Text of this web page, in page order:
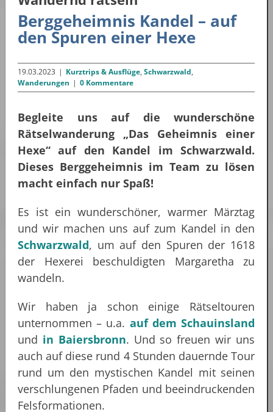
Berggeheimnis Kandel – auf
den Spuren einer Hexe
19.03.2023 | Kurztrips & Ausflüge, Schwarzwald,
Wanderungen | 0 Kommentare
Begleite uns auf die wunderschöne
Rätselwanderung „Das Geheimnis einer
Hexe“ auf den Kandel im Schwarzwald.
Dieses Berggeheimnis im Team zu lösen
macht einfach nur Spaß!
Es ist ein wunderschöner, warmer Märztag
und wir machen uns auf zum Kandel in den
Schwarzwald, um auf den Spuren der 1618
der Hexerei beschuldigten Margaretha zu
wandeln.
Wir haben ja schon einige Rätseltouren
unternommen – u.a. auf dem Schauinsland
und in Baiersbronn. Und so freuen wir uns
auch auf diese rund 4 Stunden dauernde Tour
rund um den mystischen Kandel mit seinen
verschlungenen Pfaden und beeindruckenden
Felsformationen.